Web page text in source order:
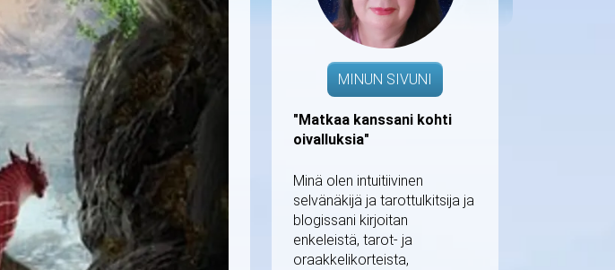
MINUN SIVUNI
"Matkaa kanssani kohti
oivalluksia"
Minä olen intuitiivinen
selvänäkijä ja tarottulkitsija ja
blogissani kirjoitan
enkeleistä, tarot- ja
oraakkelikorteista,